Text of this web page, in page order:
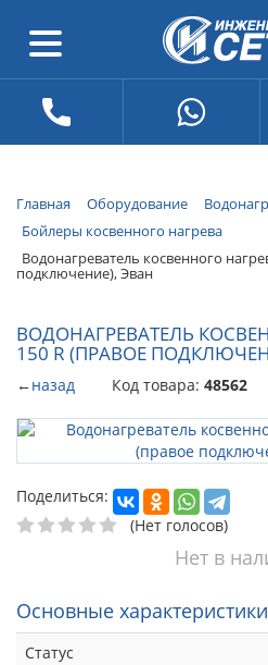
Главная Оборудование
Бойлеры косвенного нагрева
Водонагреватель косвенного
подключение), Эван
ВОДОНАГРЕВАТЕЛЬ
150 R (ПРАВОЕ
←назад Код товара: 48562
Поделиться:
(Нет голосов)
Нет в
Основные
Статус